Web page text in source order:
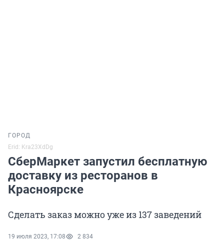
ГОРОД
Erid: Kra23XdDg
СберМаркет запустил бесплатную
доставку из ресторанов в
Красноярске
Сделать заказ можно уже из 137 заведений
19 июля 2023, 17:08 2 834